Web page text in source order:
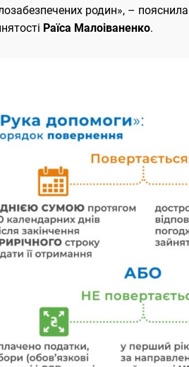
родин», –
Раїса Малоіваненко.